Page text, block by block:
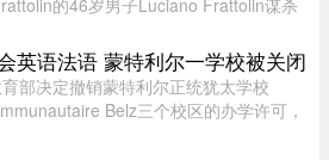
的46岁男子Luciano Frattolin谋杀
被控二级谋杀及藏匿尸体，两项
罪，自2025年7月被捕以 ...
英语法语 蒙特利尔一学校被关闭
部决定撤销蒙特利尔正统犹太学校
Belz三个校区的办学许可，